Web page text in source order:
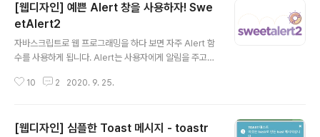
[웹디자인] 예쁜 Alert 창을 사용하자! Swe
etAlert2
자바스크립트로 웹 프로그래밍을 하다 보면 자주 Alert 함
수를 사용하게 됩니다. Alert는 사용자에게 알림을 주고자
인 브라우저 UI를 제공하고 있습니다. 하지만 우리는 이런
esponsive, customizable and accessible (WAI-
10 2 2020. 9. 25.
[웹디자인] 심플한 Toast 메시지 - toastr